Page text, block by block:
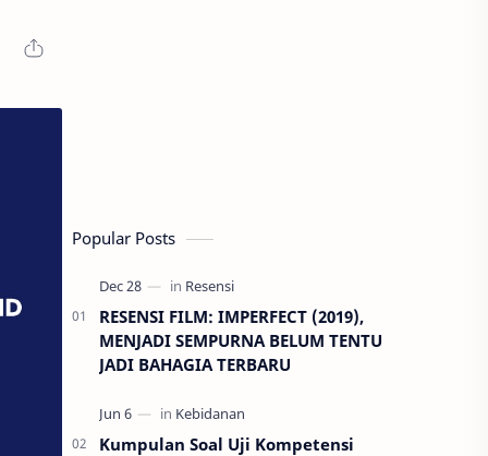
Popular Posts
RESENSI FILM: IMPERFECT (2019),
MENJADI SEMPURNA BELUM TENTU
JADI BAHAGIA TERBARU
Kumpulan Soal Uji Kompetensi